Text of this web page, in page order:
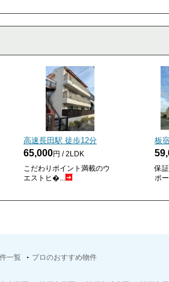
高速長田駅 徒歩12分
65,000円 / 2LDK
こだわりポイント満載のウ
エストヒ�...
板
保
ポ
一覧
プロのおすすめ物件